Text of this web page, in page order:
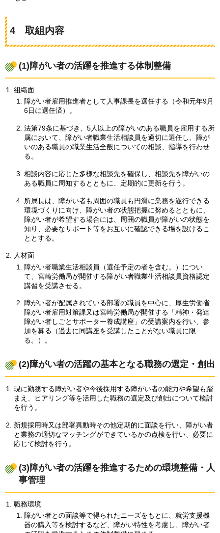
4 取組内容
(1)障がい者の活躍を推進する体制整備
組織面
障がい者雇用推進者として人事課長を選任する（令和元年9月
6日に選任済）。
法第79条に基づき、5人以上の障がいのある職員を雇用する所
属において、障がい者職業生活相談員を適切に選任し、障が
いのある職員の職業生活全般についての相談、指導を行わせ
る。
相談内容に応じた多様な相談先を確保し、相談先を障がいの
ある職員に周知するとともに、定期的に更新を行う。
所属長は、障がい者も周囲の職員も円滑に業務を遂行できる
環境づくりに向け、障がい者の状態把握に努めるとともに、
障がい者が希望する場合には、周囲の職員が障がいの状態を
知り、必要なサポート等をお互いに確認できる場を設けるこ
ととする。
人材面
障がい者職業生活相談員（選任予定の者を含む。）につい
て、宮崎労働局が開催する障がい者職業生活相談員資格認定
講習を受講させる。
障がい者が配属されている部署の職員を中心に、厚生労働省
障がい者雇用対策課又は宮崎労働局が開催する「精神・発達
障がい者しごとサポーター養成講座」の受講案内を行い、参
加を募る（過去に同講座を受講したことがない職員に限
る。）。
(2)障がい者の活躍の基本となる職務の選定・創出
現に勤務する障がい者や今後採用する障がい者の能力や希望も踏
まえ、ヒアリング等を活用した職務の選定及び創出について検討
を行う。
新規採用時又は部署異動時その他定期的に面談を行い、障がい者
と業務の適切なマッチングができているかの点検を行い、必要に
応じて検討を行う。
(3)障がい者の活躍を推進するための環境整備・人
事管理
職務環境
障がい者との面談等で得られたニーズをもとに、就労支援機
器の購入等を検討するなど、障がい特性を考慮し、障がい者